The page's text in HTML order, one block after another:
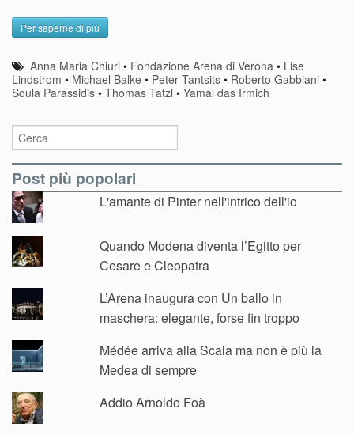
Per saperne di più
Anna Maria Chiuri • Fondazione Arena di Verona • Lise
Lindstrom • Michael Balke • Peter Tantsits • Roberto Gabbiani •
Soula Parassidis • Thomas Tatzl • Yamal das Irmich
Post più popolari
L'amante di Pinter nell'intrico dell'io
Quando Modena diventa l’Egitto per
Cesare e Cleopatra
L’Arena inaugura con Un ballo in
maschera: elegante, forse fin troppo
Médée arriva alla Scala ma non è più la
Medea di sempre
Addio Arnoldo Foà